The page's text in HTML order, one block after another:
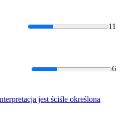
11
6
jest ściśle określona